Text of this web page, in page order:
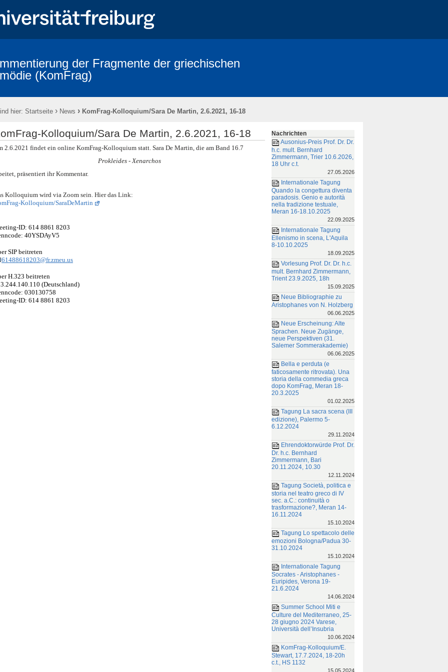
Terminkalender
Veranstaltungen
Fragmenta Comica: die Bände
Komödie
Kooperationspartner Bibliotheca Comica Impressum und Datenschutzerklärung
der Fragmente der griechischen
(KomFrag)
hier: Startseite › News › KomFrag-Kolloquium/Sara De Martin, 2.6.2021, 16-18
Kolloquium/Sara De Martin, 2.6.2021, 16-18
2.6.2021 findet ein online KomFrag-Kolloquium statt. Sara De Martin, die am Band 16.7
Prokleides - Xenarchos
präsentiert ihr Kommentar.
Kolloquium wird via Zoom sein. Hier das Link:
Kolloquium/SaraDeMartin
ID: 614 8861 8203
40YSDAyV5
SIP beitreten
61488618203@fr.zmeu.us
H.323 beitreten
(Deutschland)
030130758
ID: 614 8861 8203
Nachrichten
Ausonius-Preis Prof. Dr. Dr.
h.c. mult. Bernhard
Zimmermann, Trier 10.6.2026,
18 Uhr c.t.
27.05.2026
Internationale Tagung
Quando la congettura diventa
paradosis. Genio e autorità
nella tradizione testuale,
Meran 16-18.10.2025
22.09.2025
Internationale Tagung
Ellenismo in scena, L'Aquila
8-10.10.2025
18.09.2025
Vorlesung Prof. Dr. Dr. h.c.
mult. Bernhard Zimmermann,
Trient 23.9.2025, 18h
15.09.2025
Neue Bibliographie zu
Aristophanes von N. Holzberg
06.06.2025
Neue Erscheinung: Alte
Sprachen. Neue Zugänge,
neue Perspektiven (31.
Salemer Sommerakademie)
06.06.2025
Bella e perduta (e
faticosamente ritrovata). Una
storia della commedia greca
dopo KomFrag, Meran 18-
20.3.2025
01.02.2025
Tagung La sacra scena (III
edizione), Palermo 5-
6.12.2024
29.11.2024
Ehrendoktorwürde Prof. Dr.
Dr. h.c. Bernhard
Zimmermann, Bari
20.11.2024, 10.30
12.11.2024
Tagung Società, politica e
storia nel teatro greco di IV
sec. a.C.: continuità o
trasformazione?, Meran 14-
16.11.2024
15.10.2024
Tagung Lo spettacolo delle
emozioni Bologna/Padua 30-
31.10.2024
15.10.2024
Internationale Tagung
Socrates - Aristophanes -
Euripides, Verona 19-
21.6.2024
14.06.2024
Summer School Miti e
Culture del Mediterraneo, 25-
28 giugno 2024 Varese,
Università dell’Insubria
10.06.2024
KomFrag-Kolloquium/E.
Stewart, 17.7.2024, 18-20h
c.t., HS 1132
15.05.2024